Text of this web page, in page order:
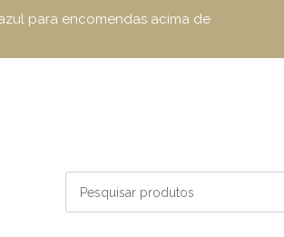
para encomendas acima de